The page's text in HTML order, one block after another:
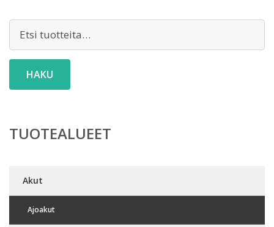
Etsi:
HAKU
TUOTEALUEET
Akut
Ajoakut